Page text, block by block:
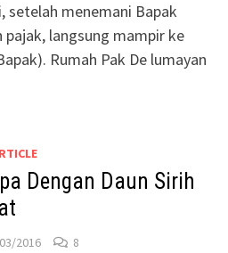
setelah menemani Bapak
langsung mampir ke
Rumah Pak De lumayan
Dengan Daun Sirih
2016 8